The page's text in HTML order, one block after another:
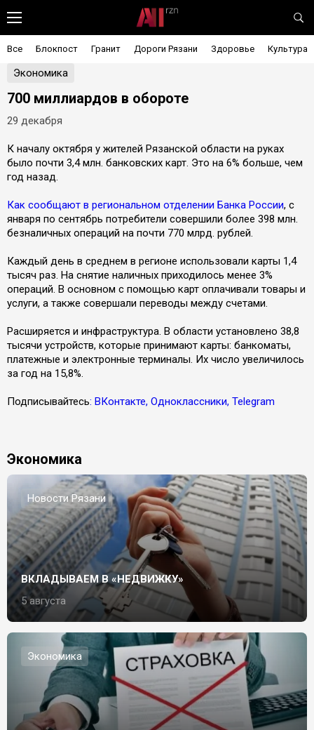
Все Блокпост Гранит Дороги Рязани Здоровье Культура
Экономика
700 миллиардов в обороте
29 декабря
К началу октября у жителей Рязанской области на руках
было почти 3,4 млн. банковских карт. Это на 6% больше, чем
год назад.
Как сообщают в региональном отделении Банка России, с
января по сентябрь потребители совершили более 398 млн.
безналичных операций на почти 770 млрд. рублей.
Каждый день в среднем в регионе использовали карты 1,4
тысяч раз. На снятие наличных приходилось менее 3%
операций. В основном с помощью карт оплачивали товары и
услуги, а также совершали переводы между счетами.
Расширяется и инфраструктура. В области установлено 38,8
тысячи устройств, которые принимают карты: банкоматы,
платежные и электронные терминалы. Их число увеличилось
за год на 15,8%.
Подписывайтесь: ВКонтакте, Одноклассники, Telegram
Экономика
Новости Рязани
ВКЛАДЫВАЕМ В «НЕДВИЖКУ»
5 августа
Экономика